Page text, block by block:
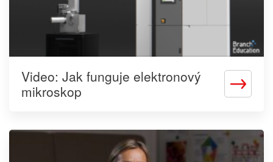
Video: Jak funguje elektronový
mikroskop
Zjistit
více